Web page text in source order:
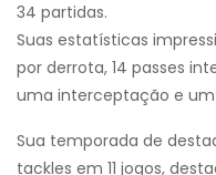
34 partidas.
Suas estatísticas
por derrota, 14 passes
uma interceptação e
Sua temporada de
tackles em 11 jogos,